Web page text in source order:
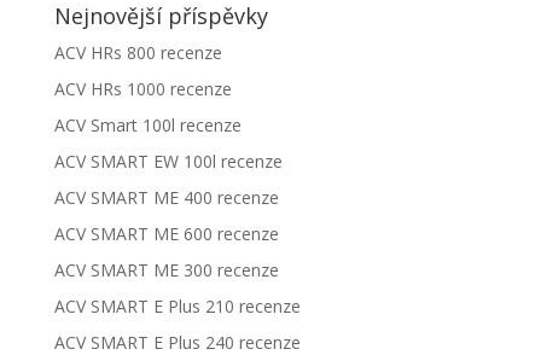
Nejnovější příspěvky
ACV HRs 800 recenze
ACV HRs 1000 recenze
ACV Smart 100l recenze
ACV SMART EW 100l recenze
ACV SMART ME 400 recenze
ACV SMART ME 600 recenze
ACV SMART ME 300 recenze
ACV SMART E Plus 210 recenze
ACV SMART E Plus 240 recenze